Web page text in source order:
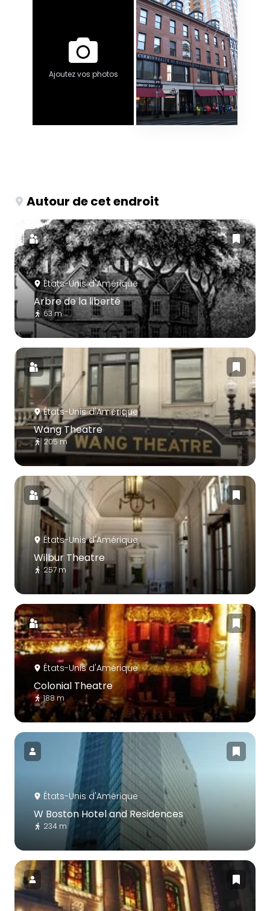
Ajoutez vos photos
Autour de cet endroit
États-Unis d'Amérique
Arbre de la liberté
63 m
États-Unis d'Amérique
Wang Theatre
205 m
États-Unis d'Amérique
Wilbur Theatre
257 m
États-Unis d'Amérique
Colonial Theatre
188 m
États-Unis d'Amérique
W Boston Hotel and Residences
234 m